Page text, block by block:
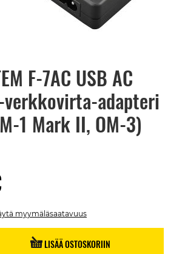
F-7AC USB AC
adapteri
1 Mark II, OM-3)
myymäläsaatavuus
LISÄÄ OSTOSKORIIN